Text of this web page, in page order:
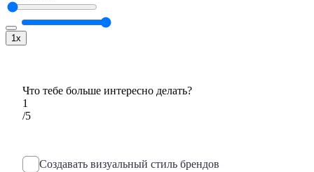
1x
Что тебе больше интересно делать?
1
/5
Создавать визуальный стиль брендов